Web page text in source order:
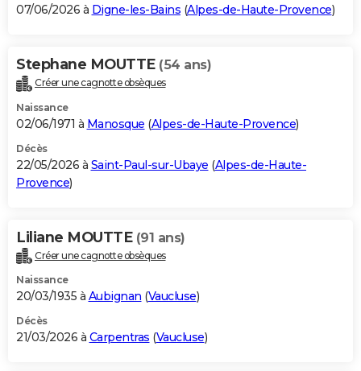
07/06/2026 à Digne-les-Bains (Alpes-de-Haute-Provence)
Stephane MOUTTE (54 ans)
Créer une cagnotte obsèques
Naissance
02/06/1971 à Manosque (Alpes-de-Haute-Provence)
Décès
22/05/2026 à Saint-Paul-sur-Ubaye (Alpes-de-Haute-
Provence)
Liliane MOUTTE (91 ans)
Créer une cagnotte obsèques
Naissance
20/03/1935 à Aubignan (Vaucluse)
Décès
21/03/2026 à Carpentras (Vaucluse)